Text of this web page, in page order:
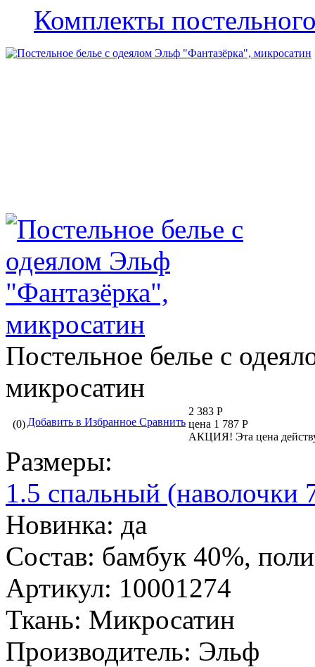
Комплекты
Постельное белье с
микросатин
(0) Добавить в Избранное Сравнить
2 383 Р
цена 1 787 Р
АКЦИЯ! Эта цена
Размеры:
1.5 спальный (наволочки
Новинка: да
Состав: бамбук 40%,
Артикул: 10001274
Ткань: Микросатин
Производитель: Эльф